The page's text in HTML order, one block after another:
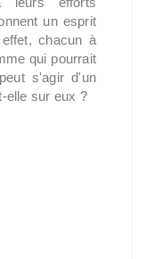
un esprit
chacun à
qui pourrait
s'agir d'un
elle sur eux ?